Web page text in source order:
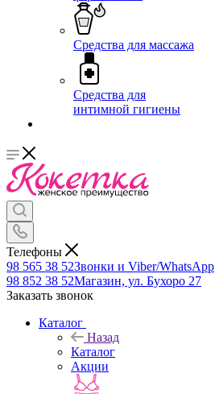
Средства для массажа
Средства для
интимной гигиены
Телефоны
98 565 38 52Звонки и Viber/WhatsApp
98 852 38 52Магазин, ул. Бухоро 27
Заказать звонок
Каталог
Назад
Каталог
Акции